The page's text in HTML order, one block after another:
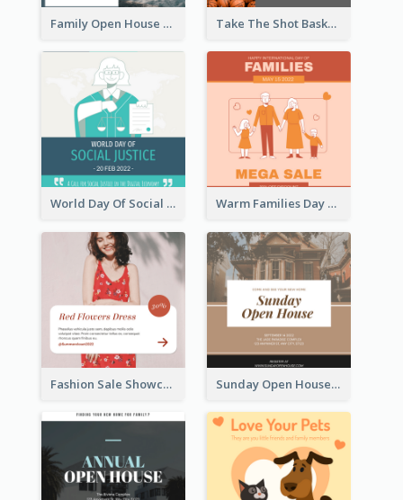
Family Open House Registration Instagram Post Take The Shot Basketball Instagram Post
World Day Of Social Justice Instagram Post Warm Families Day Sales Instagram Post
Fashion Sale Showcase Instagram Post Sunday Open House Instagram Post